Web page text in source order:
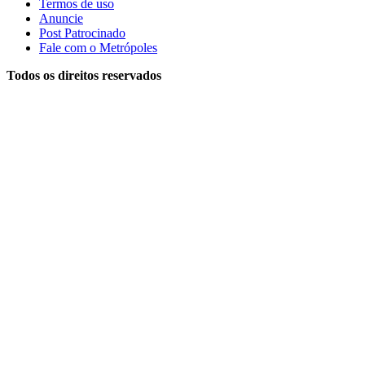
Termos de uso
Anuncie
Post Patrocinado
Fale com o Metrópoles
Todos os direitos reservados